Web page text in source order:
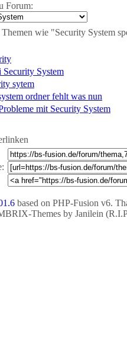
Forum:
wie "Security System
Security System
sytem
ordner fehlt was nun
mit Security System
based on PHP-Fusion v6.
Themes by Janilein